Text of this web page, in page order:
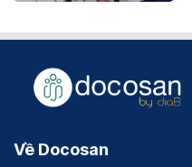
Về Docosan